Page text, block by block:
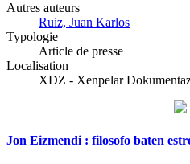
Autres auteurs
Ruiz, Juan Karlos
Typologie
Article de presse
Localisation
XDZ - Xenpelar
Jon Eizmendi : filosofo baten